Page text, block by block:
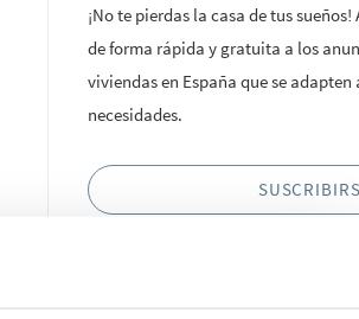
¡No te pierdas la casa de tus
de forma rápida y gratuita a los
viviendas en España que se adapten
necesidades.